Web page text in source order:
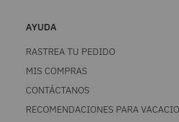
AYUDA
RASTREA TU PEDIDO
MIS COMPRAS
CONTÁCTANOS
RECOMENDACIONES PARA